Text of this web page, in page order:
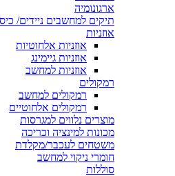
ארגונומיה
תיקים למחשבים ניידים/
אוזניות
אוזניות אלחוטיות
אוזניות גיימינג
אוזניות למחשב
רמקולים
רמקולים למחשב
רמקולים אלחוטיים
מוצרים נלווים למגרסות
מכונות למינציה וכריכה
משטחים לעכבר/מקלדת
חומרי ניקוי למחשב
סוללות